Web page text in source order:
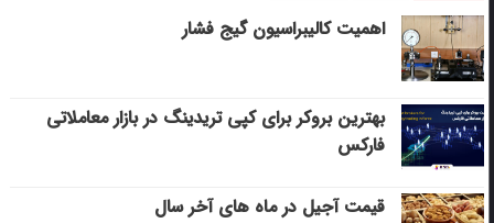
اهمیت کالیبراسیون گیج فشار
بهترین بروکر برای کپی‌ تریدینگ در بازار معاملاتی
فارکس
قیمت آجیل در ماه های آخر سال